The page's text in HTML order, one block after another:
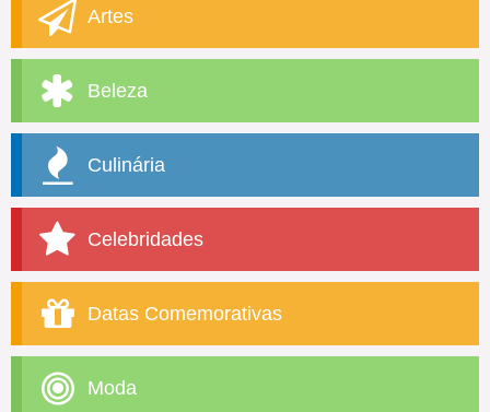
Artes
Beleza
Culinária
Celebridades
Datas Comemorativas
Moda